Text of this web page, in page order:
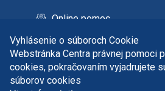
Vyhlásenie o súboroch Cookie
Webstránka Centra právnej pomoci
cookies, pokračovaním vyjadrujete
súborov cookies
Online pomoc
Copyright © 2026 Centrum právnej